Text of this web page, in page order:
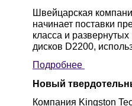
Швейцарская
начинает поставки
класса и
дисков D2200,
Подробнее
Новый
Компания Kingston